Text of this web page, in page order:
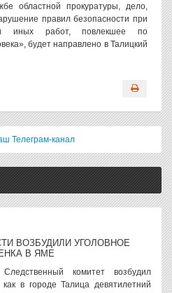
областной прокуратуры, дело,
правил безопасности при
и иных работ, повлекшее по
будет направлено в Талицкий
Телеграм-канал
ВОЗБУДИЛИ УГОЛОВНОЕ
В ЯМЕ
комитет возбудил
в городе Талица девятилетний